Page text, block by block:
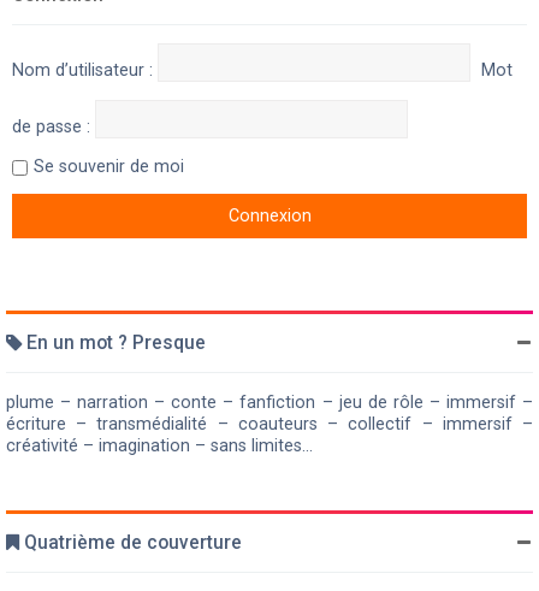
Nom d’utilisateur : Mot
de passe :
Se souvenir de moi
En un mot ? Presque
plume – narration – conte – fanfiction – jeu de rôle – immersif –
écriture – transmédialité – coauteurs – collectif – immersif –
créativité – imagination – sans limites...
Quatrième de couverture